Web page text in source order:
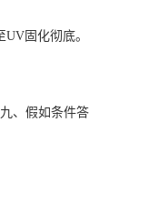
固化彻底。
、假如条件答